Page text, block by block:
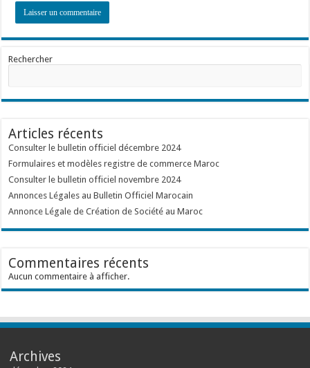
Rechercher
Articles récents
Consulter le bulletin officiel décembre 2024
Formulaires et modèles registre de commerce Maroc
Consulter le bulletin officiel novembre 2024
Annonces Légales au Bulletin Officiel Marocain
Annonce Légale de Création de Société au Maroc
Commentaires récents
Aucun commentaire à afficher.
Archives